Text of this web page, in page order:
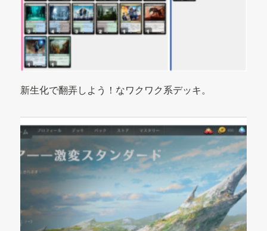
新生化で翻弄しよう！なワクワク系デッキ。